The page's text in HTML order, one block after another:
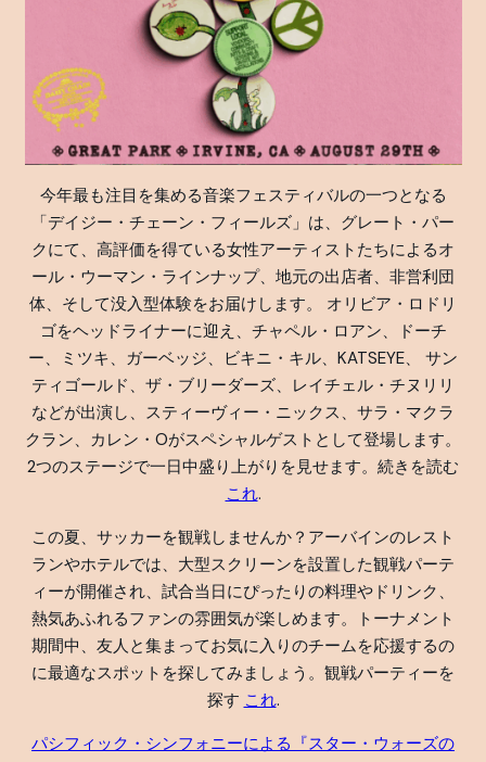
今年最も注目を集める音楽フェスティバルの一つとなる
「デイジー・チェーン・フィールズ」は、グレート・パー
クにて、高評価を得ている女性アーティストたちによるオ
ール・ウーマン・ラインナップ、地元の出店者、非営利団
体、そして没入型体験をお届けします。 オリビア・ロドリ
ゴをヘッドライナーに迎え、チャペル・ロアン、ドーチ
ー、ミツキ、ガーベッジ、ビキニ・キル、KATSEYE、 サン
ティゴールド、ザ・ブリーダーズ、レイチェル・チヌリリ
などが出演し、スティーヴィー・ニックス、サラ・マクラ
クラン、カレン・Oがスペシャルゲストとして登場します。
2つのステージで一日中盛り上がりを見せます。続きを読む
これ.
この夏、サッカーを観戦しませんか？アーバインのレスト
ランやホテルでは、大型スクリーンを設置した観戦パーテ
ィーが開催され、試合当日にぴったりの料理やドリンク、
熱気あふれるファンの雰囲気が楽しめます。トーナメント
期間中、友人と集まってお気に入りのチームを応援するの
に最適なスポットを探してみましょう。観戦パーティーを
探す これ.
パシフィック・シンフォニーによる『スター・ウォーズの